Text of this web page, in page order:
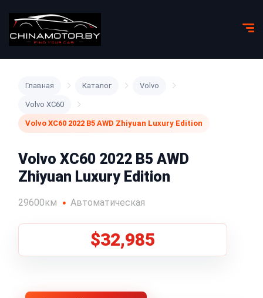
Главная Каталог Volvo
Volvo XC60
Volvo XC60 2022 B5 AWD Zhiyuan Luxury Edition
Volvo XC60 2022 B5 AWD
Zhiyuan Luxury Edition
29600км Автоматическая
$32,985